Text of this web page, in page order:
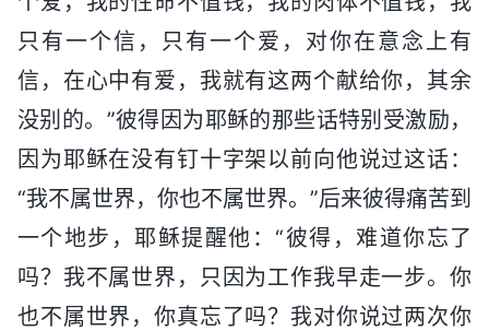
只有一个信，只有一个爱，对你在意念上有
信，在心中有爱，我就有这两个献给你，其余
没别的。”彼得因为耶稣的那些话特别受激励，
因为耶稣在没有钉十字架以前向他说过这话：
“我不属世界，你也不属世界。”后来彼得痛苦到
一个地步，耶稣提醒他：“彼得，难道你忘了
吗？我不属世界，只因为工作我早走一步。你
也不属世界，你真忘了吗？我对你说过两次你